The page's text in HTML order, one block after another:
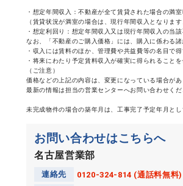
・想定年間収入：不動産が全て賃貸された場合の満
（賃貸状況が満室の場合は、現行年間収入となります
・想定利回り：想定年間収入又は現行年間収入の当
なお、「不動産のご購入価格」には、購入に係わる諸
・収入には賃料のほか、管理費や共益費等の名目で
・将来にわたり予定賃料収入が確実に得られること
（ご注意）
価格などの上記の内容は、変更になっている場合があ
最新の情報は担当の営業センターへお問い合わせくだ
未完成物件の場合の築年月は、工事完了予定年月とし
お問い合わせはこちらへ
名古屋営業部
連絡先
0120-324-814 (通話料無料)